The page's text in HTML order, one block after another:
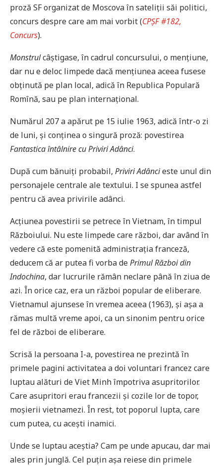
proză SF organizat de Moscova în sateliții săi politici,
concurs despre care am mai vorbit (CPȘF #182,
Concurs).
Monstrulcâștigase, în cadrul concursului, o mențiune,
dar nu e deloc limpede dacă mențiunea aceea fusese
obținută pe plan local, adică în Republica Populară
Romînă, sau pe plan internațional.
Numărul 207 a apărut pe 15 iulie 1963, adică într-o zi
de luni, și conținea o singură proză: povestirea
Fantastica întâlnire cu Priviri Adânci.
După cum bănuiți probabil, Priviri Adâncieste unul din
personajele centrale ale textului. I se spunea astfel
pentru că avea privirile adânci.
Acțiunea povestirii se petrece în Vietnam, în timpul
Războiului. Nu este limpede care război, dar având în
vedere că este pomenită administrația franceză,
deducem că ar putea fi vorba dePrimul Război din
Indochina, dar lucrurile rămân neclare până în ziua de
azi. În orice caz, era un război popular de eliberare.
Vietnamul ajunsese în vremea aceea (1963), și așa a
rămas multă vreme apoi, ca un sinonim pentru orice
fel de război de eliberare.
Scrisă la persoana I-a, povestirea ne prezintă în
primele pagini activitatea a doi voluntari francez care
luptau alături de Viet Minh împotriva asupritorilor.
Care asupritori erau francezii și cozile lor de topor,
moșierii vietnamezi. În rest, tot poporul lupta, care
cum putea, cu acești inamici.
Unde se luptau aceștia? Cam pe unde apucau, dar mai
ales prin junglă. Cel puțin așa reiese din primele